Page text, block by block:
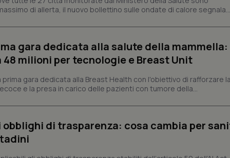
di allerta, il nuovo bollettino sulle ondate di calore segnala...
gara dedicata alla salute della mammella:
milioni per tecnologie e Breast Unit
gara dedicata alla Breast Health con l'obiettivo di rafforzare la
e la presa in carico delle pazienti con tumore della...
di trasparenza: cosa cambia per
YouTube
.youtube.com
5 mesi 4
settimane
Questo cookie viene utilizzato
scelte di consenso e privacy
del visitatore riguardo a varie
preferenze siano onorate nelle
CookieScript
www.quotidianosanita.it
5 mesi 3
settimane
Questo cookie viene utilizzato
Script.com per ricordare le
dei cookie di Cookie-Script.com
correttamente.
settimane
abilitare il sistema di tracking
www.quotidianosanita.it
4
Questo cookie è impostato